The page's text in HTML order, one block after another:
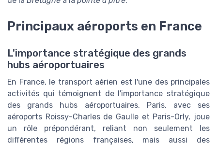
Principaux aéroports en France
L'importance stratégique des grands
hubs aéroportuaires
En France, le transport aérien est l'une des principales
activités qui témoignent de l'importance stratégique
des grands hubs aéroportuaires. Paris, avec ses
aéroports Roissy-Charles de Gaulle et Paris-Orly, joue
un rôle prépondérant, reliant non seulement les
différentes régions françaises, mais aussi des